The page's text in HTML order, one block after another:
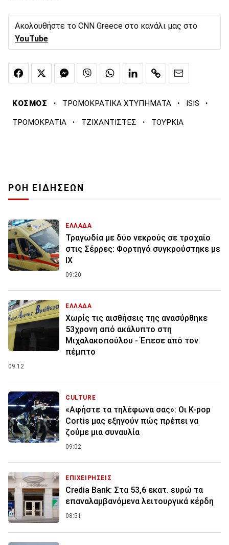
Ακολουθήστε το CNN Greece στο κανάλι μας στο
YouTube
ΚΟΣΜΟΣ · ΤΡΟΜΟΚΡΑΤΙΚΑ ΧΤΥΠΗΜΑΤΑ · ISIS ·
ΤΡΟΜΟΚΡΑΤΙΑ · ΤΖΙΧΑΝΤΙΣΤΕΣ · ΤΟΥΡΚΙΑ
ΡΟΗ ΕΙΔΗΣΕΩΝ
ΕΛΛΑΔΑ
Τραγωδία με δύο νεκρούς σε τροχαίο
στις Σέρρες: Φορτηγό συγκρούστηκε με
ΙΧ
09:20
ΕΛΛΑΔΑ
Χωρίς τις αισθήσεις της ανασύρθηκε
53χρονη από ακάλυπτο στη
Μιχαλακοπούλου - Έπεσε από τον
πέμπτο
09:12
CULTURE
«Αφήστε τα τηλέφωνα σας»: Οι K-pop
Cortis μας εξηγούν πώς πρέπει να
ζούμε μια συναυλία
09:02
ΕΠΙΧΕΙΡΗΣΕΙΣ
Credia Bank: Στα 53,6 εκατ. ευρώ τα
επαναλαμβανόμενα λειτουργικά κέρδη
08:51